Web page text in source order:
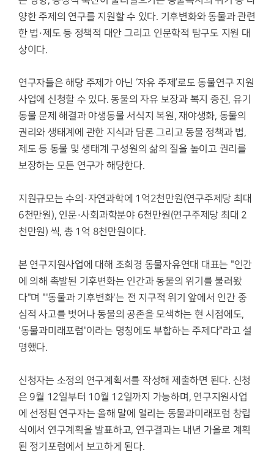
양한 주제의 연구를 지원할 수 있다. 기후변화와 동물과 관련
한 법·제도 등 정책적 대안 그리고 인문학적 탐구도 지원 대
상이다.
연구자들은 해당 주제가 아닌 ‘자유 주제’로도 동물연구 지원
사업에 신청할 수 있다. 동물의 자유 보장과 복지 증진, 유기
동물 문제 해결과 야생동물 서식지 복원, 재야생화, 동물의
권리와 생태계에 관한 지식과 담론 그리고 동물 정책과 법,
제도 등 동물 및 생태계 구성원의 삶의 질을 높이고 권리를
보장하는 모든 연구가 해당한다.
지원규모는 수의·자연과학에 1억2천만원(연구주제당 최대
6천만원), 인문·사회과학분야 6천만원(연구주제당 최대 2
천만원) 씩, 총 1억 8천만원이다.
본 연구지원사업에 대해 조희경 동물자유연대 대표는 "인간
에 의해 촉발된 기후변화는 인간과 동물의 위기를 불러왔
다"며 "'동물과 기후변화'는 전 지구적 위기 앞에서 인간 중
심적 사고를 벗어나 동물의 공존을 모색하는 현 시점에도,
'동물과미래포럼'이라는 명칭에도 부합하는 주제다"라고 설
명했다.
신청자는 소정의 연구계획서를 작성해 제출하면 된다. 신청
은 9월 12일부터 10월 12일까지 가능하며, 연구지원사업
에 선정된 연구자는 올해 말에 열리는 동물과미래포럼 창립
식에서 연구계획을 발표하고, 연구결과는 내년 가을로 계획
된 정기포럼에서 보고하게 된다.